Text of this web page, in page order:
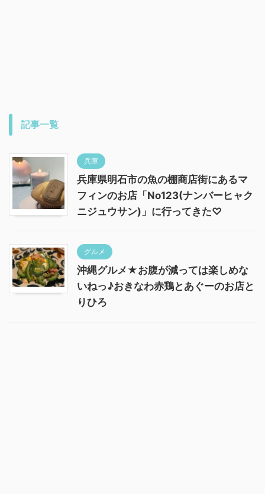
記事一覧
兵庫
兵庫県明石市の魚の棚商店街にあるマ
フィンのお店「No123(ナンバーヒャク
ニジュウサン)」に行ってきた♡
グルメ
沖縄グルメ★お腹が減っては楽しめな
いねっ♪おきなわ赤鶏とあぐーのお店と
りひろ